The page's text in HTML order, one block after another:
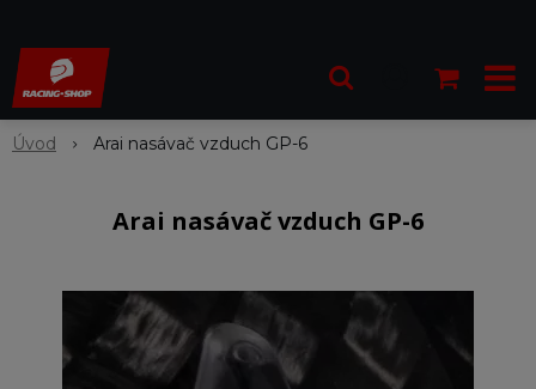
Úvod Arai nasávač vzduch GP-6
Arai nasávač vzduch GP-6